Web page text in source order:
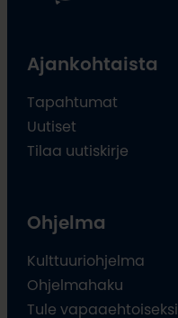
Ajankohtaista
Tapahtumat
Uutiset
Tilaa uutiskirje
Ohjelma
Kulttuuriohjelma
Ohjelmahaku
Tule vapaaehtoiseksi